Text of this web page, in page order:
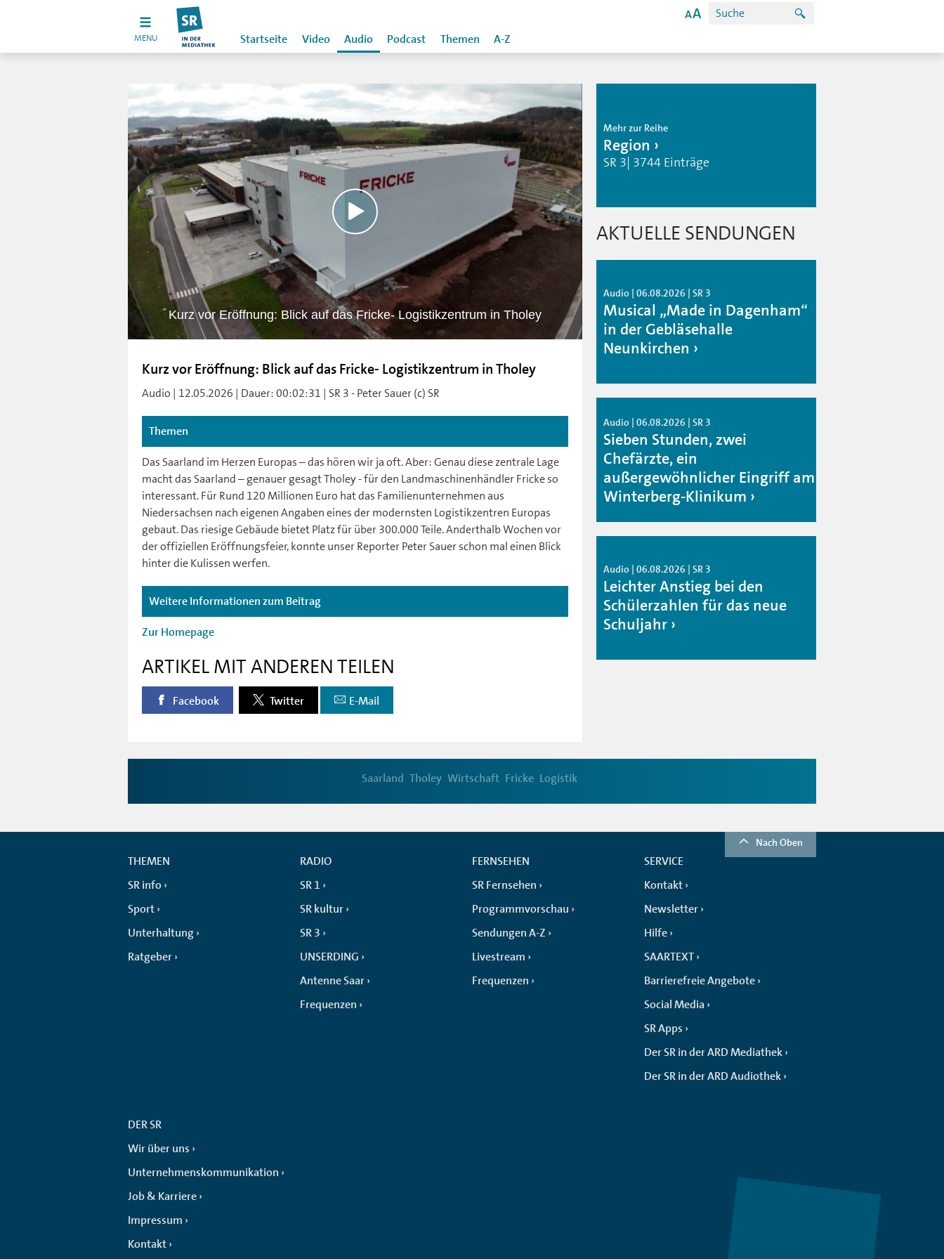
MENU Startseite Video Audio Podcast Themen A-Z
Kurz vor Eröffnung: Blick auf das Fricke- Logistikzentrum in Tholey
Kurz vor Eröffnung: Blick auf das Fricke- Logistikzentrum in Tholey
Audio | 12.05.2026 | Dauer: 00:02:31 | SR 3 - Peter Sauer (c) SR
Themen
Das Saarland im Herzen Europas – das hören wir ja oft. Aber: Genau diese zentrale Lage
macht das Saarland – genauer gesagt Tholey - für den Landmaschinenhändler Fricke so
interessant. Für Rund 120 Millionen Euro hat das Familienunternehmen aus
Niedersachsen nach eigenen Angaben eines der modernsten Logistikzentren Europas
gebaut. Das riesige Gebäude bietet Platz für über 300.000 Teile. Anderthalb Wochen vor
der offiziellen Eröffnungsfeier, konnte unser Reporter Peter Sauer schon mal einen Blick
hinter die Kulissen werfen.
Weitere Informationen zum Beitrag
Zur Homepage
ARTIKEL MIT ANDEREN TEILEN
Facebook Twitter E-Mail
Mehr zur Reihe
Region
SR 3| 3744 Einträge
AKTUELLE SENDUNGEN
Audio | 06.08.2026 | SR 3
Musical „Made in Dagenham“
in der Gebläsehalle
Neunkirchen
Audio | 06.08.2026 | SR 3
Sieben Stunden, zwei
Chefärzte, ein
außergewöhnlicher Eingriff am
Winterberg-Klinikum
Audio | 06.08.2026 | SR 3
Leichter Anstieg bei den
Schülerzahlen für das neue
Schuljahr
Saarland Tholey Wirtschaft Fricke Logistik
Nach Oben
THEMEN
SR info
Sport
Unterhaltung
Ratgeber
RADIO
SR 1
SR kultur
SR 3
UNSERDING
Antenne Saar
Frequenzen
FERNSEHEN
SR Fernsehen
Programmvorschau
Sendungen A-Z
Livestream
Frequenzen
SERVICE
Kontakt
Newsletter
Hilfe
SAARTEXT
Barrierefreie Angebote
Social Media
SR Apps
Der SR in der ARD Mediathek
Der SR in der ARD Audiothek
DER SR
Wir über uns
Unternehmenskommunikation
Job & Karriere
Impressum
Kontakt